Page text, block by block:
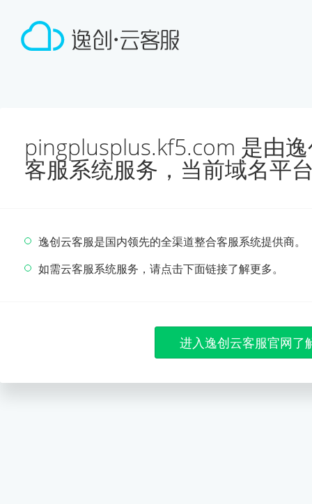
pingplusplus.kf5.com 是由
客服系统服务，当前域名平
逸创云客服是国内领先的全渠道整合客服系统提供商。
如需云客服系统服务，请点击下面链接了解更多。
进入逸创云客服官网了